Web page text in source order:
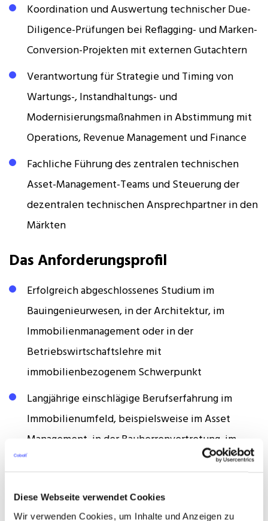
Diese Webseite verwendet Cookies
Wir verwenden Cookies, um Inhalte und Anzeigen zu
Koordination und Auswertung technischer Due-
Diligence-Prüfungen bei Reflagging- und Marken-
Conversion-Projekten mit externen Gutachtern
Verantwortung für Strategie und Timing von
Wartungs-, Instandhaltungs- und
Modernisierungsmaßnahmen in Abstimmung mit
Operations, Revenue Management und Finance
Fachliche Führung des zentralen technischen
Asset-Management-Teams und Steuerung der
dezentralen technischen Ansprechpartner in den
Märkten
Das Anforderungsprofil
Erfolgreich abgeschlossenes Studium im
Bauingenieurwesen, in der Architektur, im
Immobilienmanagement oder in der
Betriebswirtschaftslehre mit
immobilienbezogenem Schwerpunkt
Langjährige einschlägige Berufserfahrung im
Immobilienumfeld, beispielsweise im Asset
Management, in der Bauherrenvertretung, im
Portfoliomanagement, in der Projektentwicklung
substanzielle Führungserfahrung